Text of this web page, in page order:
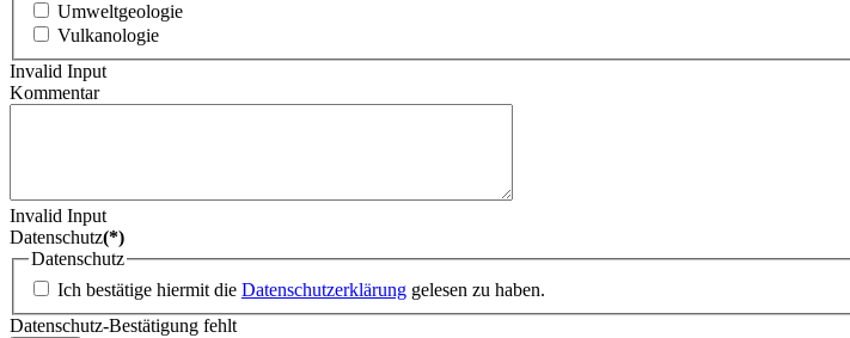
Umweltgeologie
Vulkanologie
Invalid Input
Kommentar
Invalid Input
Datenschutz(*)
Datenschutz
Ich bestätige hiermit die Datenschutzerklärung gelesen zu haben.
Datenschutz-Bestätigung fehlt